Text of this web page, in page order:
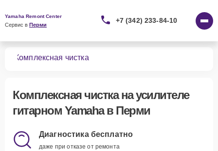
Yamaha Remont Center
Сервис в Перми
+7 (342) 233-84-10
Комплексная чистка
Комплексная чисткана усилителе
гитарном Yamaha в Перми
Диагностика бесплатно
даже при отказе от ремонта